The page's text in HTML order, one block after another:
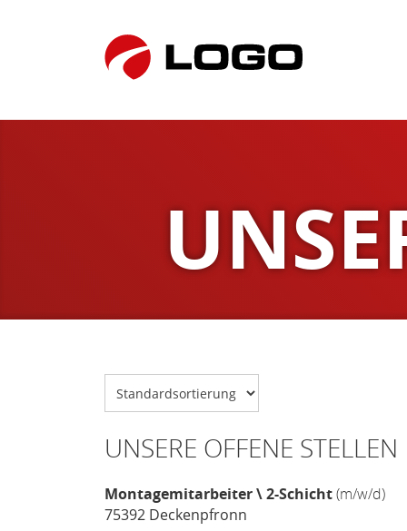
UNSERE OFFENE STELLEN
Montagemitarbeiter \ 2-Schicht(m/w/d)
75392Deckenpfronn